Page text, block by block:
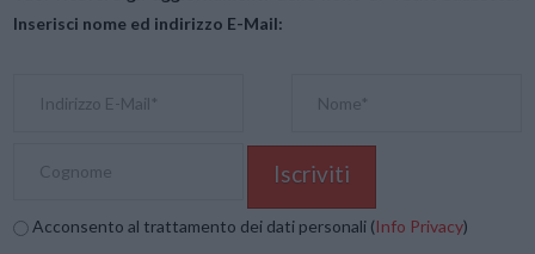
Inserisci nome ed indirizzo E-Mail:
Acconsento al trattamento dei dati personali (Info Privacy)